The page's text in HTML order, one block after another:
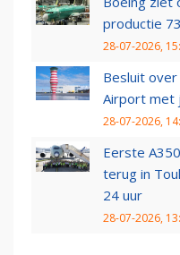
productie
28-07-2026,
Besluit
Airport met
28-07-2026,
Eerste
terug in
24 uur
28-07-2026,